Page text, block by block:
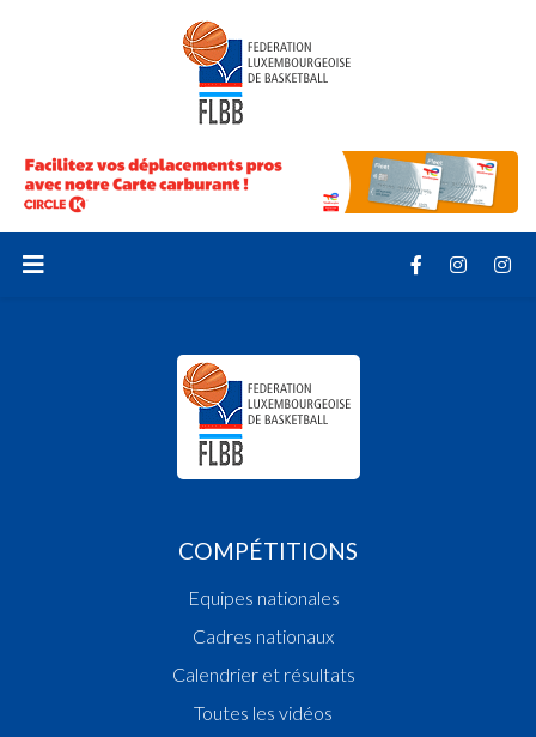
COMPÉTITIONS
Equipes nationales
Cadres nationaux
Calendrier et résultats
Toutes les vidéos